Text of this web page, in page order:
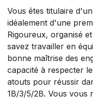
Vous êtes titulaire
idéalement d'une
Rigoureux, organisé
savez travailler en
bonne maîtrise des
capacité à respecter
atouts pour réussir
1B/3/5/2B. Vous vous